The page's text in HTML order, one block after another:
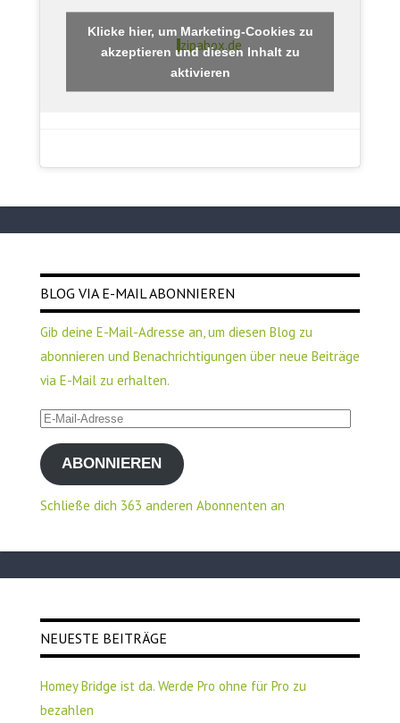
zipabox.de
Klicke hier, um Marketing-Cookies zu
akzeptieren und diesen Inhalt zu
aktivieren
BLOG VIA E-MAIL ABONNIEREN
Gib deine E-Mail-Adresse an, um diesen Blog zu
abonnieren und Benachrichtigungen über neue Beiträge
via E-Mail zu erhalten.
E-
Mail-
AdresseABONNIEREN
Schließe dich 363 anderen Abonnenten an
NEUESTE BEITRÄGE
Homey Bridge ist da. Werde Pro ohne für Pro zu
bezahlen